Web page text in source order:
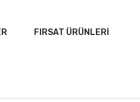
FIRSAT ÜRÜNLERI